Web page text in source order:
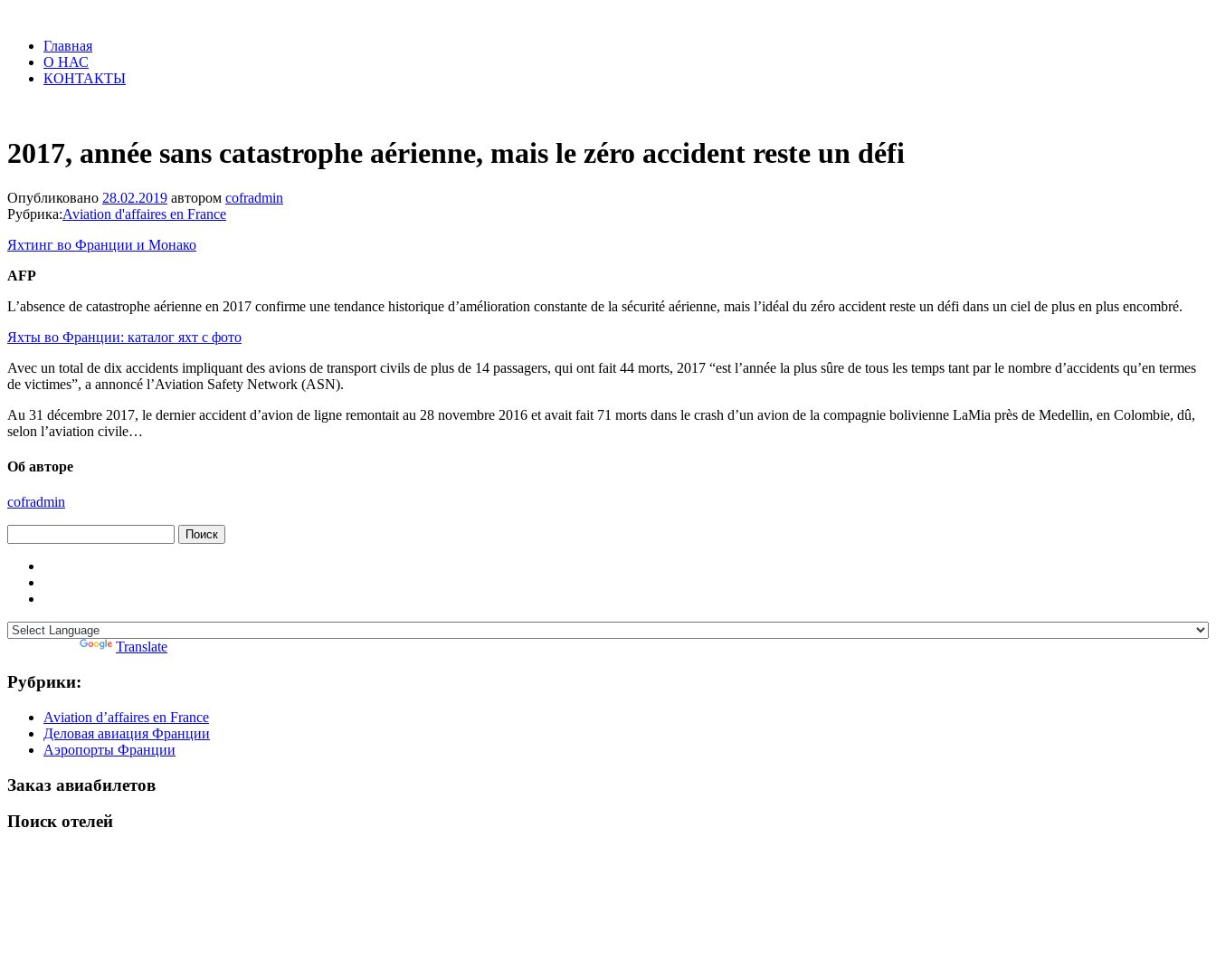
Главная
О НАС
КОНТАКТЫ
2017, année sans catastrophe aérienne, mais le zéro accident reste un défi
Опубликовано 28.02.2019 автором cofradmin
Рубрика:Aviation d'affaires en France
Яхтинг во Франции и Монако
AFP
L’absence de catastrophe aérienne en 2017 confirme une tendance historique d’amélioration constante de la sécurité aérienne, mais l’idéal du zéro accident reste un défi dans un ciel de plus en plus encombré.
Яхты во Франции: каталог яхт с фото
Avec un total de dix accidents impliquant des avions de transport civils de plus de 14 passagers, qui ont fait 44 morts, 2017 “est l’année la plus sûre de tous les temps tant par le nombre d’accidents qu’en termes
de victimes”, a annoncé l’Aviation Safety Network (ASN).
Au 31 décembre 2017, le dernier accident d’avion de ligne remontait au 28 novembre 2016 et avait fait 71 morts dans le crash d’un avion de la compagnie bolivienne LaMia près de Medellin, en Colombie, dû,
selon l’aviation civile…
Об авторе
cofradmin
Translate
Рубрики:
Aviation d’affaires en France
Деловая авиация Франции
Аэропорты Франции
Заказ авиабилетов
Поиск отелей